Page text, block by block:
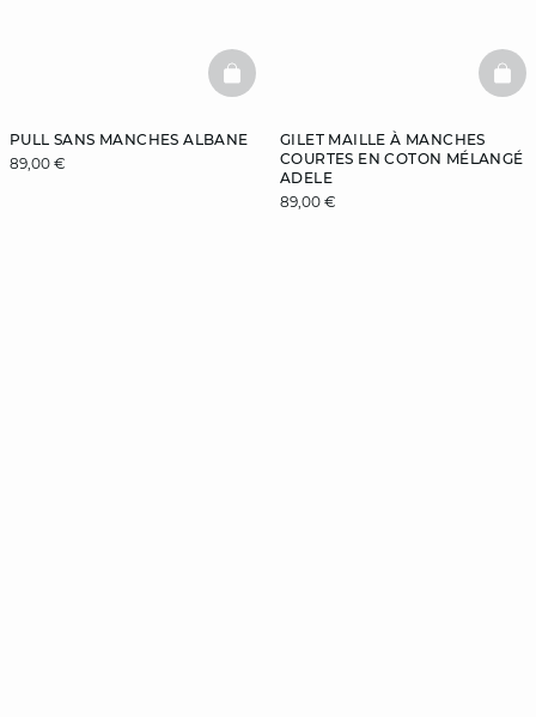
PULL SANS MANCHES ALBANE
89,00 €
BASKETFULL
GILET MAILLE À MANCHES
COURTES EN COTON MÉLANGÉ
ADELE
89,00 €